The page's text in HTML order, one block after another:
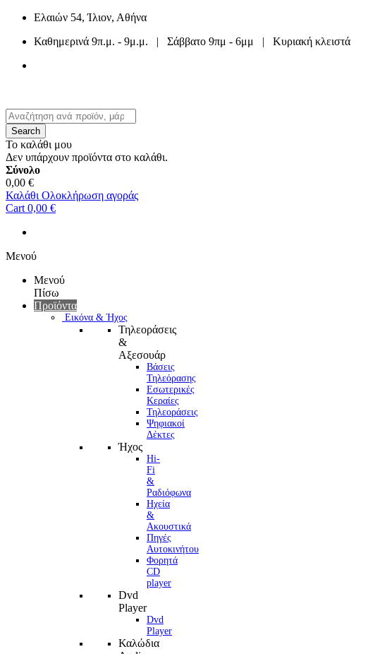
Ελαιών 54, Ίλιον, Αθήνα
Καθημερινά 9π.μ. - 9μ.μ. | Σάββατο 9πμ - 6μμ | Κυριακή κλειστά
Search
Το καλάθι μου
Δεν υπάρχουν προϊόντα στο καλάθι.
Σύνολο
0,00 €
Καλάθι Ολοκλήρωση αγοράς
Cart 0,00 €
Μενού
Μενού
Πίσω
Προϊόντα
Εικόνα & Ήχος
Τηλεοράσεις
&
Αξεσουάρ
Βάσεις
Τηλεόρασης
Εσωτερικές
Κεραίες
Τηλεοράσεις
Ψηφιακοί
Δέκτες
Ήχος
Hi-
Fi
&
Ραδιόφωνα
Ηχεία
&
Ακουστικά
Πηγές
Αυτοκινήτου
Φορητά
CD
player
Dvd
Player
Dvd
Player
Καλώδια